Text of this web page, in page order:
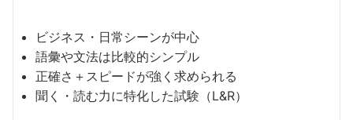
ビジネス・日常シーンが中心
語彙や文法は比較的シンプル
正確さ＋スピードが強く求められる
聞く・読む力に特化した試験（L&R）